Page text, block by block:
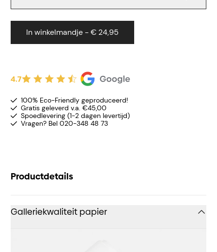
In winkelmandje - € 24,95
4.7
100% Eco-Friendly geproduceerd!
Gratis geleverd v.a. €45,00
Spoedlevering (1-2 dagen levertijd)
Vragen? Bel 020-348 48 73
Productdetails
Galleriekwaliteit papier